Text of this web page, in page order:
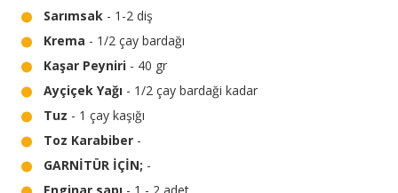
Sarımsak - 1-2 diş
Krema - 1/2 çay bardağı
Kaşar Peyniri - 40 gr
Ayçiçek Yağı - 1/2 çay bardaği kadar
Tuz - 1 çay kaşığı
Toz Karabiber -
GARNİTÜR İÇİN; -